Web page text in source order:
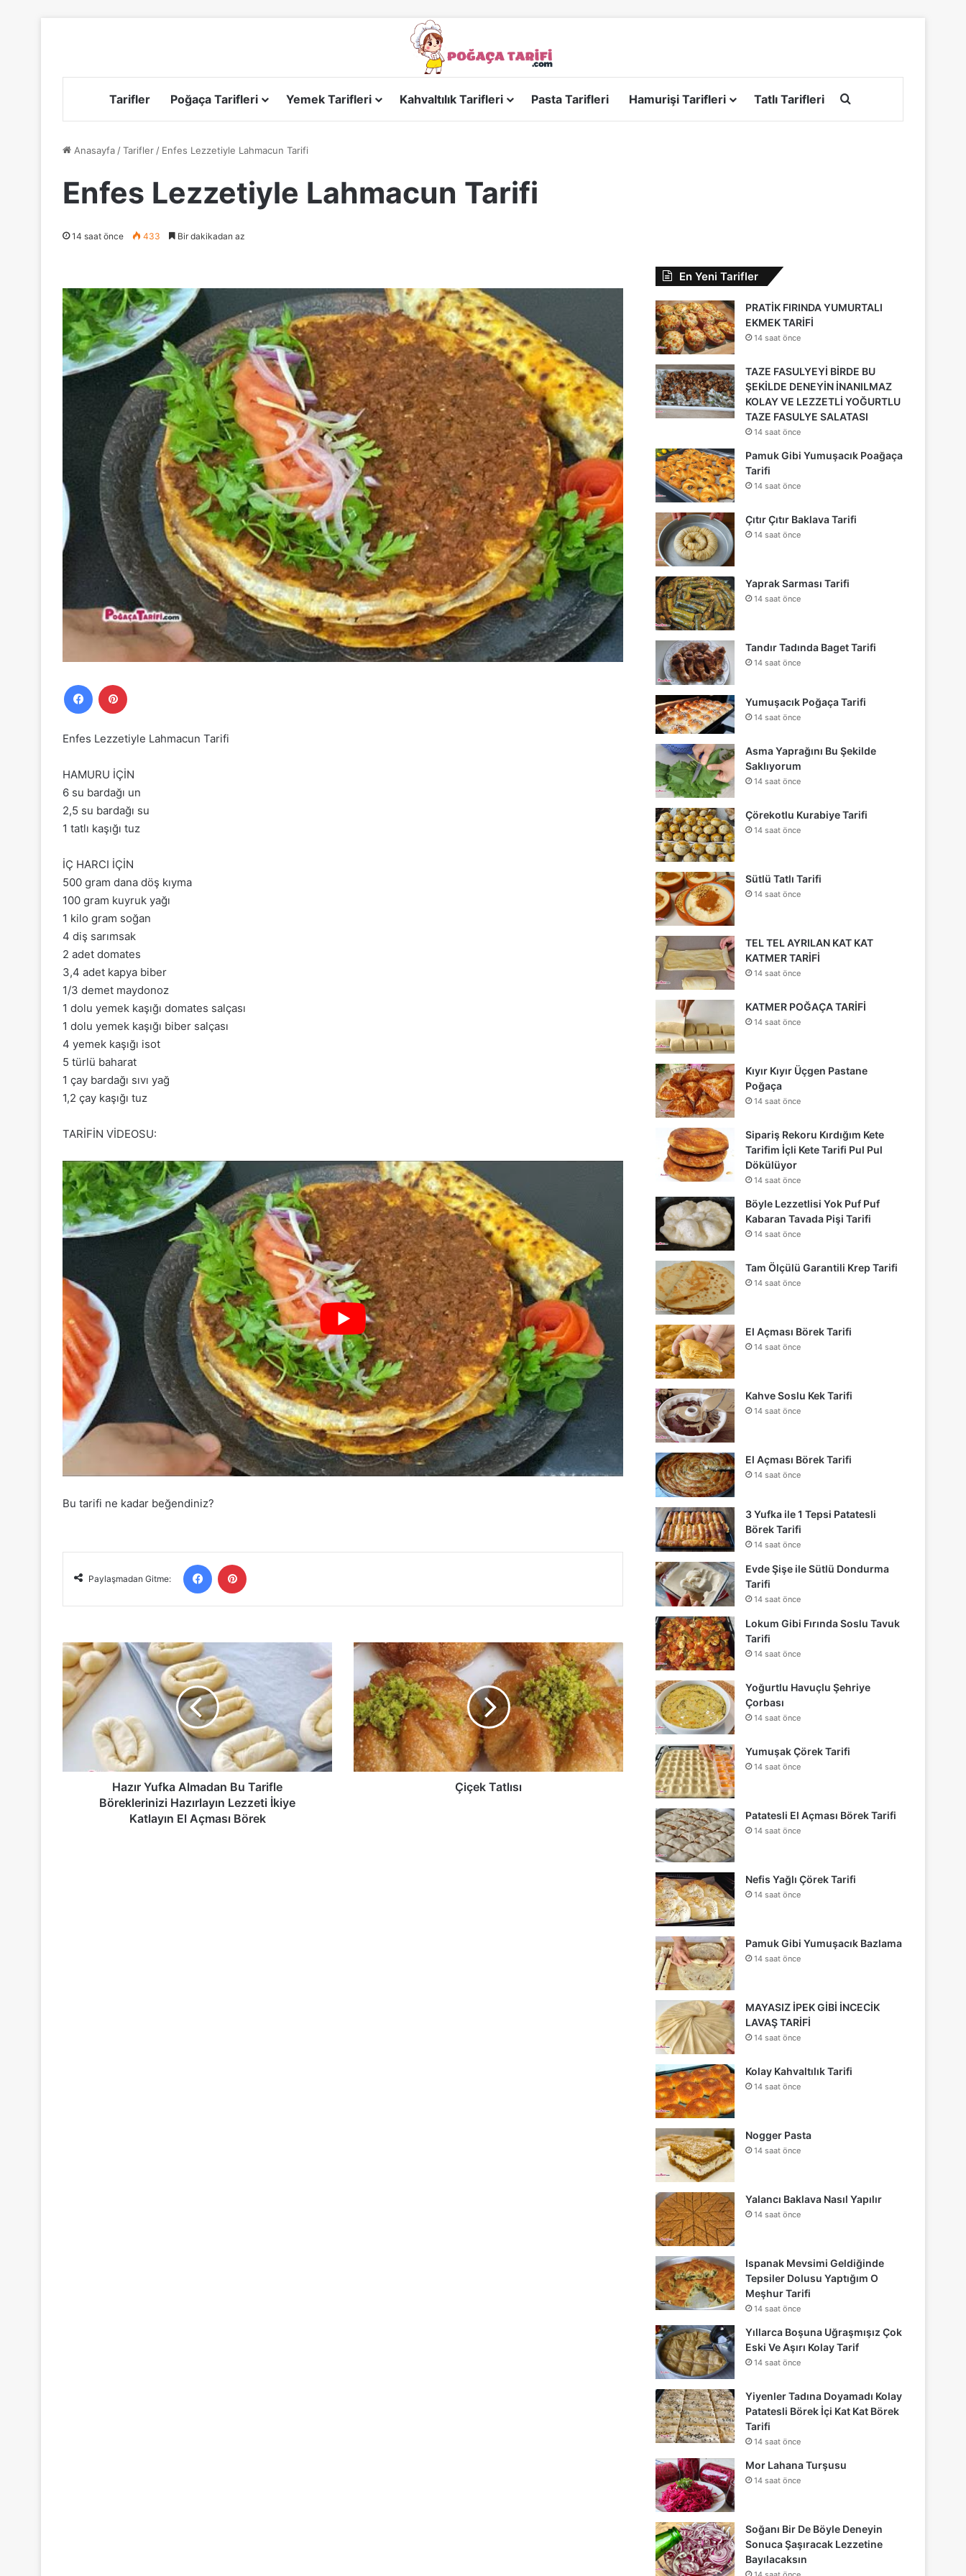
Tarifler Poğaça Tarifleri Yemek Tarifleri Kahvaltılık Tarifleri Pasta Tarifleri Hamurişi Tarifleri Tatlı Tarifleri
Anasayfa /Tarifler / Enfes Lezzetiyle Lahmacun Tarifi
Enfes Lezzetiyle Lahmacun Tarifi
14 saat önce 433 Bir dakikadan az
Facebook
Enfes Lezzetiyle Lahmacun Tarifi
HAMURU İÇİN
6 su bardağı un
2,5 su bardağı su
1 tatlı kaşığı tuz
İÇ HARCI İÇİN
500 gram dana döş kıyma
100 gram kuyruk yağı
1 kilo gram soğan
4 diş sarımsak
2 adet domates
3,4 adet kapya biber
1/3 demet maydonoz
1 dolu yemek kaşığı domates salçası
1 dolu yemek kaşığı biber salçası
4 yemek kaşığı isot
5 türlü baharat
1 çay bardağı sıvı yağ
1,2 çay kaşığı tuz
TARİFİN VİDEOSU:
Bu tarifi ne kadar beğendiniz?
Paylaşmadan Gitme:
Facebook
Hazır
Yufka
Almadan
Bu
Tarifle
Böreklerinizi
Hazırlayın
İkiye
Hazır Yufka Almadan Bu Tarifle
Böreklerinizi Hazırlayın Lezzeti İkiye
Katlayın El Açması Börek
Çiçek
Tatlısı
Çiçek Tatlısı
En Yeni Tarifler
PRATİK FIRINDA YUMURTALI
EKMEK TARİFİ
14 saat önce
TAZE FASULYEYİ BİRDE BU
ŞEKİLDE DENEYİN İNANILMAZ
KOLAY VE LEZZETLİ YOĞURTLU
TAZE FASULYE SALATASI
14 saat önce
Pamuk Gibi Yumuşacık Poağaça
Tarifi
14 saat önce
Çıtır Çıtır Baklava Tarifi
14 saat önce
Yaprak Sarması Tarifi
14 saat önce
Tandır Tadında Baget Tarifi
14 saat önce
Yumuşacık Poğaça Tarifi
14 saat önce
Asma Yaprağını Bu Şekilde
Saklıyorum
14 saat önce
Çörekotlu Kurabiye Tarifi
14 saat önce
Sütlü Tatlı Tarifi
14 saat önce
TEL TEL AYRILAN KAT KAT
KATMER TARİFİ
14 saat önce
KATMER POĞAÇA TARİFİ
14 saat önce
Kıyır Kıyır Üçgen Pastane
Poğaça
14 saat önce
Sipariş Rekoru Kırdığım Kete
Tarifim İçli Kete Tarifi Pul Pul
Dökülüyor
14 saat önce
Böyle Lezzetlisi Yok Puf Puf
Kabaran Tavada Pişi Tarifi
14 saat önce
Tam Ölçülü Garantili Krep Tarifi
14 saat önce
El Açması Börek Tarifi
14 saat önce
Kahve Soslu Kek Tarifi
14 saat önce
El Açması Börek Tarifi
14 saat önce
3 Yufka ile 1 Tepsi Patatesli
Börek Tarifi
14 saat önce
Evde Şişe ile Sütlü Dondurma
Tarifi
14 saat önce
Lokum Gibi Fırında Soslu Tavuk
Tarifi
14 saat önce
Yoğurtlu Havuçlu Şehriye
Çorbası
14 saat önce
Yumuşak Çörek Tarifi
14 saat önce
Patatesli El Açması Börek Tarifi
14 saat önce
Nefis Yağlı Çörek Tarifi
14 saat önce
Pamuk Gibi Yumuşacık Bazlama
14 saat önce
MAYASIZ İPEK GİBİ İNCECİK
LAVAŞ TARİFİ
14 saat önce
Kolay Kahvaltılık Tarifi
14 saat önce
Nogger Pasta
14 saat önce
Yalancı Baklava Nasıl Yapılır
14 saat önce
Ispanak Mevsimi Geldiğinde
Tepsiler Dolusu Yaptığım O
Meşhur Tarifi
14 saat önce
Yıllarca Boşuna Uğraşmışız Çok
Eski Ve Aşırı Kolay Tarif
14 saat önce
Yiyenler Tadına Doyamadı Kolay
Patatesli Börek İçi Kat Kat Börek
Tarifi
14 saat önce
Mor Lahana Turşusu
14 saat önce
Soğanı Bir De Böyle Deneyin
Sonuca Şaşıracak Lezzetine
Bayılacaksın